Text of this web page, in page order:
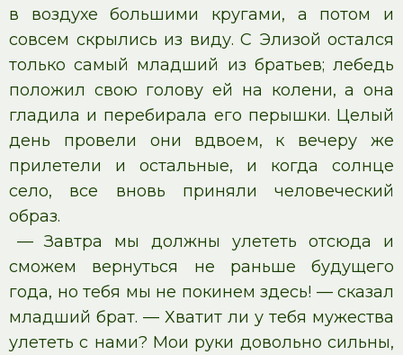
в воздухе большими кругами, а потом и
совсем скрылись из виду. С Элизой остался
только самый младший из братьев; лебедь
положил свою голову ей на колени, а она
гладила и перебирала его перышки. Целый
день провели они вдвоем, к вечеру же
прилетели и остальные, и когда солнце
село, все вновь приняли человеческий
образ.
— Завтра мы должны улететь отсюда и
сможем вернуться не раньше будущего
года, но тебя мы не покинем здесь! — сказал
младший брат. — Хватит ли у тебя мужества
улететь с нами? Мои руки довольно сильны,